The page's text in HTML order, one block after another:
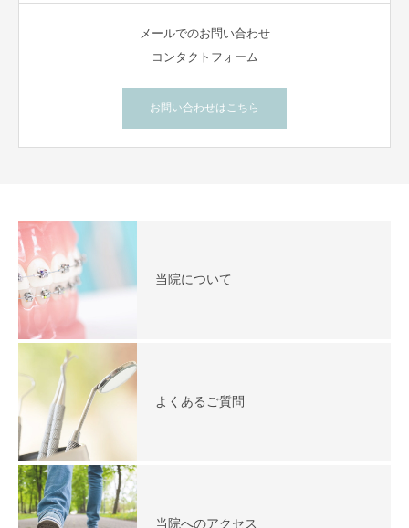
メールでのお問い合わせ
コンタクトフォーム
お問い合わせはこちら
当院について
よくあるご質問
当院へのアクセス